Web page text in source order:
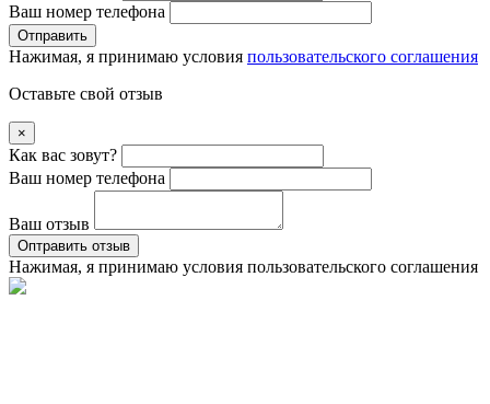
Ваш номер телефона
Отправить
Нажимая, я принимаю условия пользовательского соглашения
Оставьте свой отзыв
×
Как вас зовут?
Ваш номер телефона
Ваш отзыв
Оптравить отзыв
Нажимая, я принимаю условия пользовательского соглашения